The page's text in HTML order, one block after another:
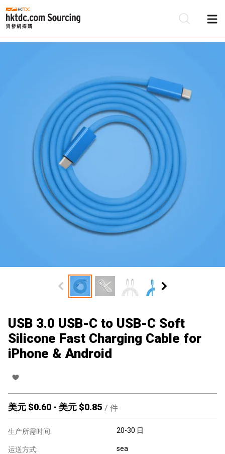
USB 3.0 USB-C to USB-C Soft
Silicone Fast Charging Cable for
iPhone & Android
美元 $0.60 - 美元 $0.85 / 件
生产所需时间: 20-30 日
运送方式: sea